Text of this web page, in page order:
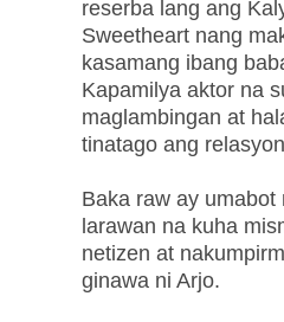
reserba lang ang
Sweetheart nang
kasamang ibang
Kapamilya aktor na
maglambingan at
tinatago ang
Baka raw ay umabot
larawan na kuha
netizen at
ginawa ni Arjo.